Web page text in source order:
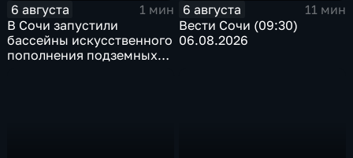
6 августа
1 мин
В Сочи запустили
бассейны искусственного
пополнения подземных
6 августа
11 мин
Вести Сочи (09:30)
06.08.2026